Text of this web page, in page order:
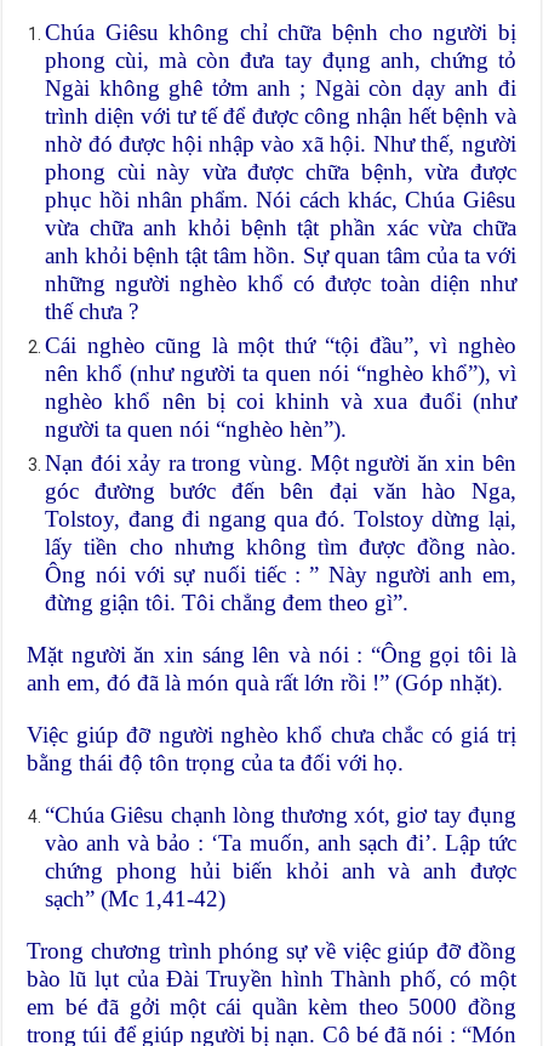
Chúa Giêsu không chỉ chữa bệnh cho người bị
phong cùi, mà còn đưa tay đụng anh, chứng tỏ
Ngài không ghê tởm anh ; Ngài còn dạy anh đi
trình diện với tư tế để được công nhận hết bệnh và
nhờ đó được hội nhập vào xã hội. Như thế, người
phong cùi này vừa được chữa bệnh, vừa được
phục hồi nhân phẩm. Nói cách khác, Chúa Giêsu
vừa chữa anh khỏi bệnh tật phần xác vừa chữa
anh khỏi bệnh tật tâm hồn. Sự quan tâm của ta với
những người nghèo khổ có được toàn diện như
thế chưa ?
Cái nghèo cũng là một thứ “tội đầu”, vì nghèo
nên khổ (như người ta quen nói “nghèo khổ”), vì
nghèo khổ nên bị coi khinh và xua đuổi (như
người ta quen nói “nghèo hèn”).
Nạn đói xảy ra trong vùng. Một người ăn xin bên
góc đường bước đến bên đại văn hào Nga,
Tolstoy, đang đi ngang qua đó. Tolstoy dừng lại,
lấy tiền cho nhưng không tìm được đồng nào.
Ông nói với sự nuối tiếc : ” Này người anh em,
đừng giận tôi. Tôi chẳng đem theo gì”.
Mặt người ăn xin sáng lên và nói : “Ông gọi tôi là
anh em, đó đã là món quà rất lớn rồi !” (Góp nhặt).
Việc giúp đỡ người nghèo khổ chưa chắc có giá trị
bằng thái độ tôn trọng của ta đối với họ.
“Chúa Giêsu chạnh lòng thương xót, giơ tay đụng
vào anh và bảo : ‘Ta muốn, anh sạch đi’. Lập tức
chứng phong hủi biến khỏi anh và anh được
sạch” (Mc 1,41-42)
Trong chương trình phóng sự về việc giúp đỡ đồng
bào lũ lụt của Đài Truyền hình Thành phố, có một
em bé đã gởi một cái quần kèm theo 5000 đồng
trong túi để giúp người bị nạn. Cô bé đã nói : “Món